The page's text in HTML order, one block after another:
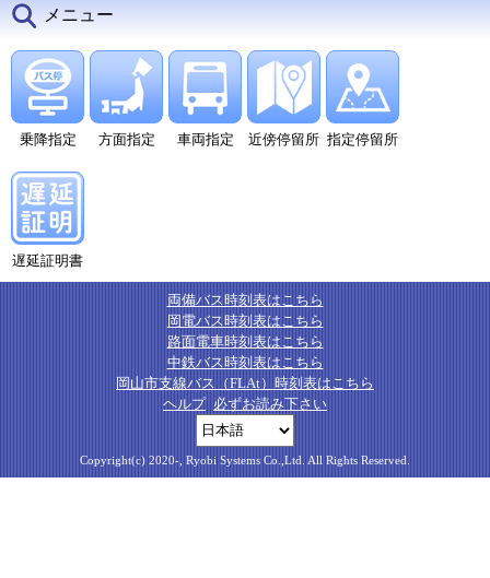
メニュー
乗降指定 方面指定 車両指定 近傍停留所 指定停留所
遅延証明書
両備バス時刻表はこちら
岡電バス時刻表はこちら
路面電車時刻表はこちら
中鉄バス時刻表はこちら
岡山市支線バス（FLAt）時刻表はこちら
ヘルプ 必ずお読み下さい
Copyright(c) 2020-, Ryobi Systems Co.,Ltd. All Rights Reserved.